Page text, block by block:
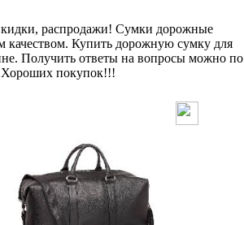
распродажи! Сумки дорожные
качеством. Купить дорожную сумку для
Получить ответы на вопросы можно по
Хороших покупок!!!